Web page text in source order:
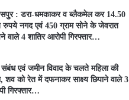
: डरा-धमकाकर व ब्लैकमेल कर 14.50
रुपये नगद एवं 450 ग्राम सोने के जेवरात
वाले 4 शातिर आरोपी गिरफ्तार…
एवं जमीन विवाद के चलते महिला की
शव को रेत में दफनाकर साक्ष्य छिपाने वाले 3
गिरफ्तार…